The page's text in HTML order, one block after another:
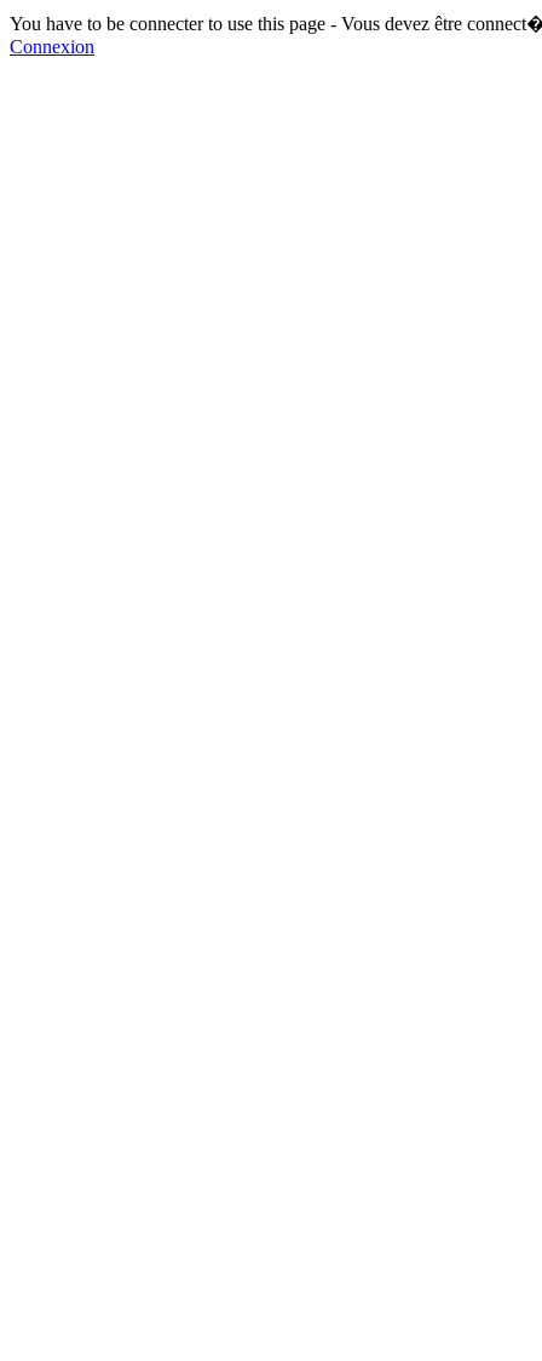
You have to be connecter to use this page - Vous devez être
Connexion